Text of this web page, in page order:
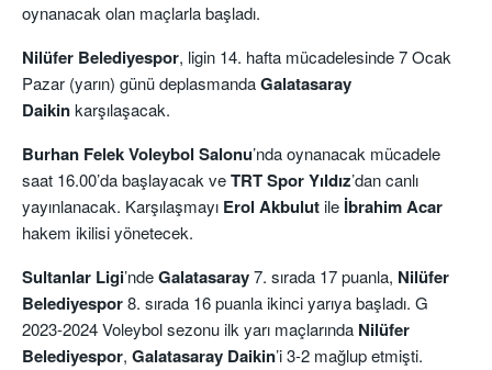
oynanacak olan maçlarla başladı.
Nilüfer Belediyespor, ligin 14. hafta mücadelesinde 7 Ocak
Pazar (yarın) günü deplasmandaGalatasaray
Daikinkarşılaşacak.
Burhan Felek Voleybol Salonu’nda oynanacak mücadele
saat 16.00’da başlayacak veTRT Spor Yıldız’dan canlı
yayınlanacak. Karşılaşmayı Erol Akbulutile İbrahimAcar
hakem ikilisi yönetecek.
Sultanlar Ligi’ndeGalatasaray7. sırada 17 puanla, Nilüfer
Belediyespor8. sırada 16 puanla ikinci yarıya başladı. G
2023-2024 Voleybol sezonu ilk yarı maçlarında Nilüfer
Belediyespor, Galatasaray Daikin’i 3-2 mağlup etmişti.